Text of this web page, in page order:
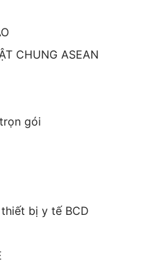
CHUNG ASEAN
gói
bị y tế BCD